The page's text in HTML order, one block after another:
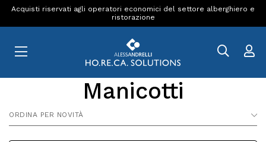
Acquisti riservati agli operatori economici del settore alberghiero e
ristorazione
Manicotti
ORDINA PER NOVITÀ